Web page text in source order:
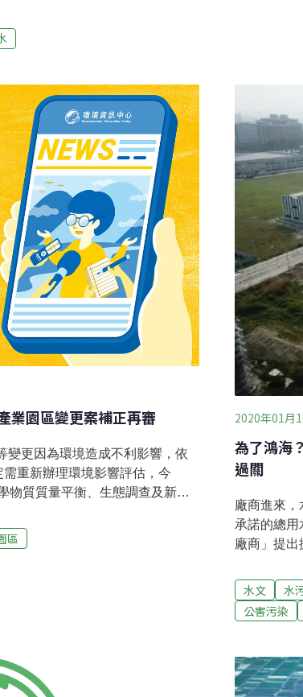
獲得每日所需的9700公噸自來
後，將進行鳳山水資源中心擴
有和春、大發兩基地，面積分別
園區內進駐率已達九成，預計可
運，另有20家正在進行建廠工
二階建廠計畫，為配合招商及產
公噸／每日（CMD）增加至
雄市政府
業園區變更案補正再審
變更因為環境造成不利影響，依
重新辦理環境影響評估，今
物質質量平衡、生態調查及新增
與民生用水（來自高屏溪攔河
環評委員表示，開發單位於報
區
2020年01月
為了鴻海
過關
廠商進來
承諾的總用
廠商」提出
的高雄市用
查，環委游
都用自來水
當地有什麼
終決議本案
水文 水
公害污染